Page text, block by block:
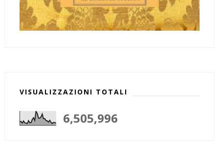
VISUALIZZAZIONI TOTALI
6,505,996